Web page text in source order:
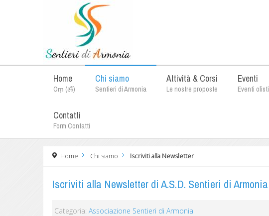
Home
Oṃ (ॐ)
Chi siamo
Sentieri di Armonia
Attività & Corsi
Le nostre proposte
Eventi
Eventi
Contatti
Form Contatti
Home Chi siamo Iscriviti alla Newsletter
Iscriviti alla Newsletter di A.S.D. Sentieri di Armonia
Categoria: Associazione Sentieri di Armonia